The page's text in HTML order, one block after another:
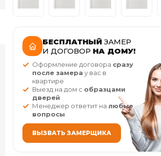
БЕСПЛАТНЫЙ ЗАМЕР
И ДОГОВОР НА ДОМУ!
Оформление договора сразу
после замера у вас в
квартире
Выезд на дом с образцами
дверей
Менеджер ответит на любые
вопросы
ВЫЗВАТЬ ЗАМЕРЩИКА